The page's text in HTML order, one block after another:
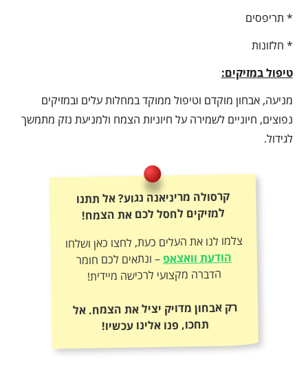
* תריפסים
* חלזונות
טיפול במזיקים:
מניעה, אבחון מוקדם וטיפול ממוקד במחלות עלים ובמזיקים
נפוצים, חיוניים לשמירה על חיוניות הצמח ולמניעת נזק מתמשך
לגידול.
קרסולה מריניאנה נגוע? אל תתנו
למזיקים לחסל לכם את הצמח!
צלמו לנו את העלים כעת, לחצו כאן ושלחו
הודעת וואצאפ– ונתאים לכם חומר
הדברה מקצועי לרכישה מיידית!
רק אבחון מדויק יציל את הצמח. אל
תחכו, פנו אלינו עכשיו!